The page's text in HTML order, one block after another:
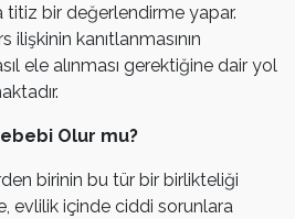
titiz bir değerlendirme yapar.
ilişkinin kanıtlanmasının
ele alınması gerektiğine dair yol
Olur mu?
birinin bu tür bir birlikteliği
evlilik içinde ciddi sorunlara